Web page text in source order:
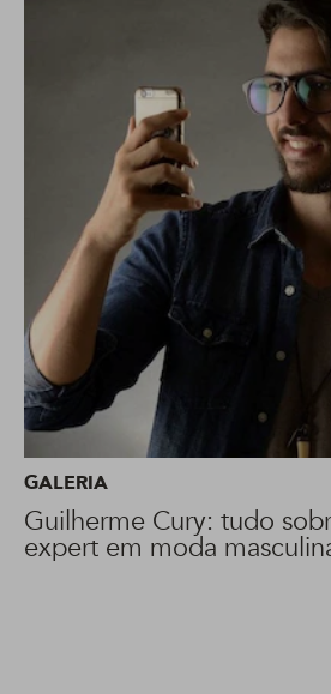
GALERIA
Guilherme Cury: tudo
expert em moda